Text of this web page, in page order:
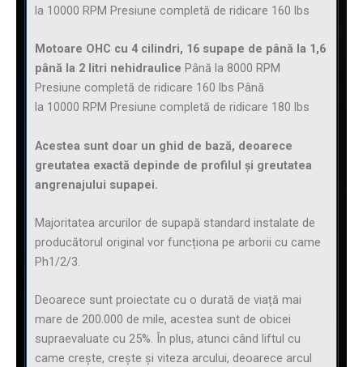
la 10000 RPM Presiune completă de ridicare 160 lbs
Motoare OHC cu 4 cilindri, 16 supape de până la 1,6
până la 2 litri nehidraulice Până la 8000 RPM
Presiune completă de ridicare 160 lbs Până
la 10000 RPM Presiune completă de ridicare 180 lbs
Acestea sunt doar un ghid de bază, deoarece
greutatea exactă depinde de profilul și greutatea
angrenajului supapei.
Majoritatea arcurilor de supapă standard instalate de
producătorul original vor funcționa pe arborii cu came
Ph1/2/3.
Deoarece sunt proiectate cu o durată de viață mai
mare de 200.000 de mile, acestea sunt de obicei
supraevaluate cu 25%. În plus, atunci când liftul cu
came crește, crește și viteza arcului, deoarece arcul